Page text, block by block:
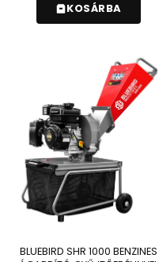
KOSÁRBA
BLUEBIRD SHR 1000 BENZINES